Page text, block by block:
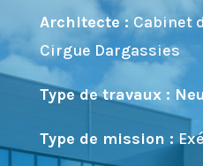
Architecte :Cabinet
Cirgue Dargassies
Type de travaux :
Type de mission :